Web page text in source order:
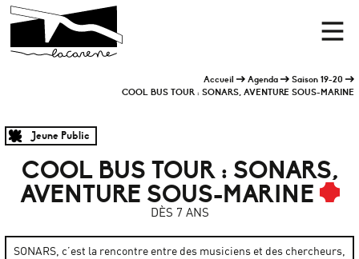
Panneau de gestion des cookies
Accueil
Menu
Accueil Agenda
Saison 19-20
COOL BUS TOUR : SONARS, AVENTURE SOUS-MARINE
Jeune Public
COOL BUS TOUR : SONARS,
AVENTURE SOUS-MARINE
DÈS 7 ANS
SONARS, c’est la rencontre entre des musiciens et des chercheurs,